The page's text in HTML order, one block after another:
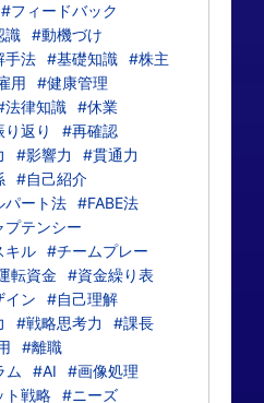
#フィードバック
識 #動機づけ
手法 #基礎知識 #株主
用
#健康管理
法律知識 #休業
り返り
#再確認
#影響力
#貫通力
#自己紹介
パート法 #FABE法
プテンシー
キル #チームプレー
転資金
#資金繰り表
イン
#自己理解
#戦略思考力
#課長
#離職
ム
#AI
#画像処理
ト戦略 #ニーズ